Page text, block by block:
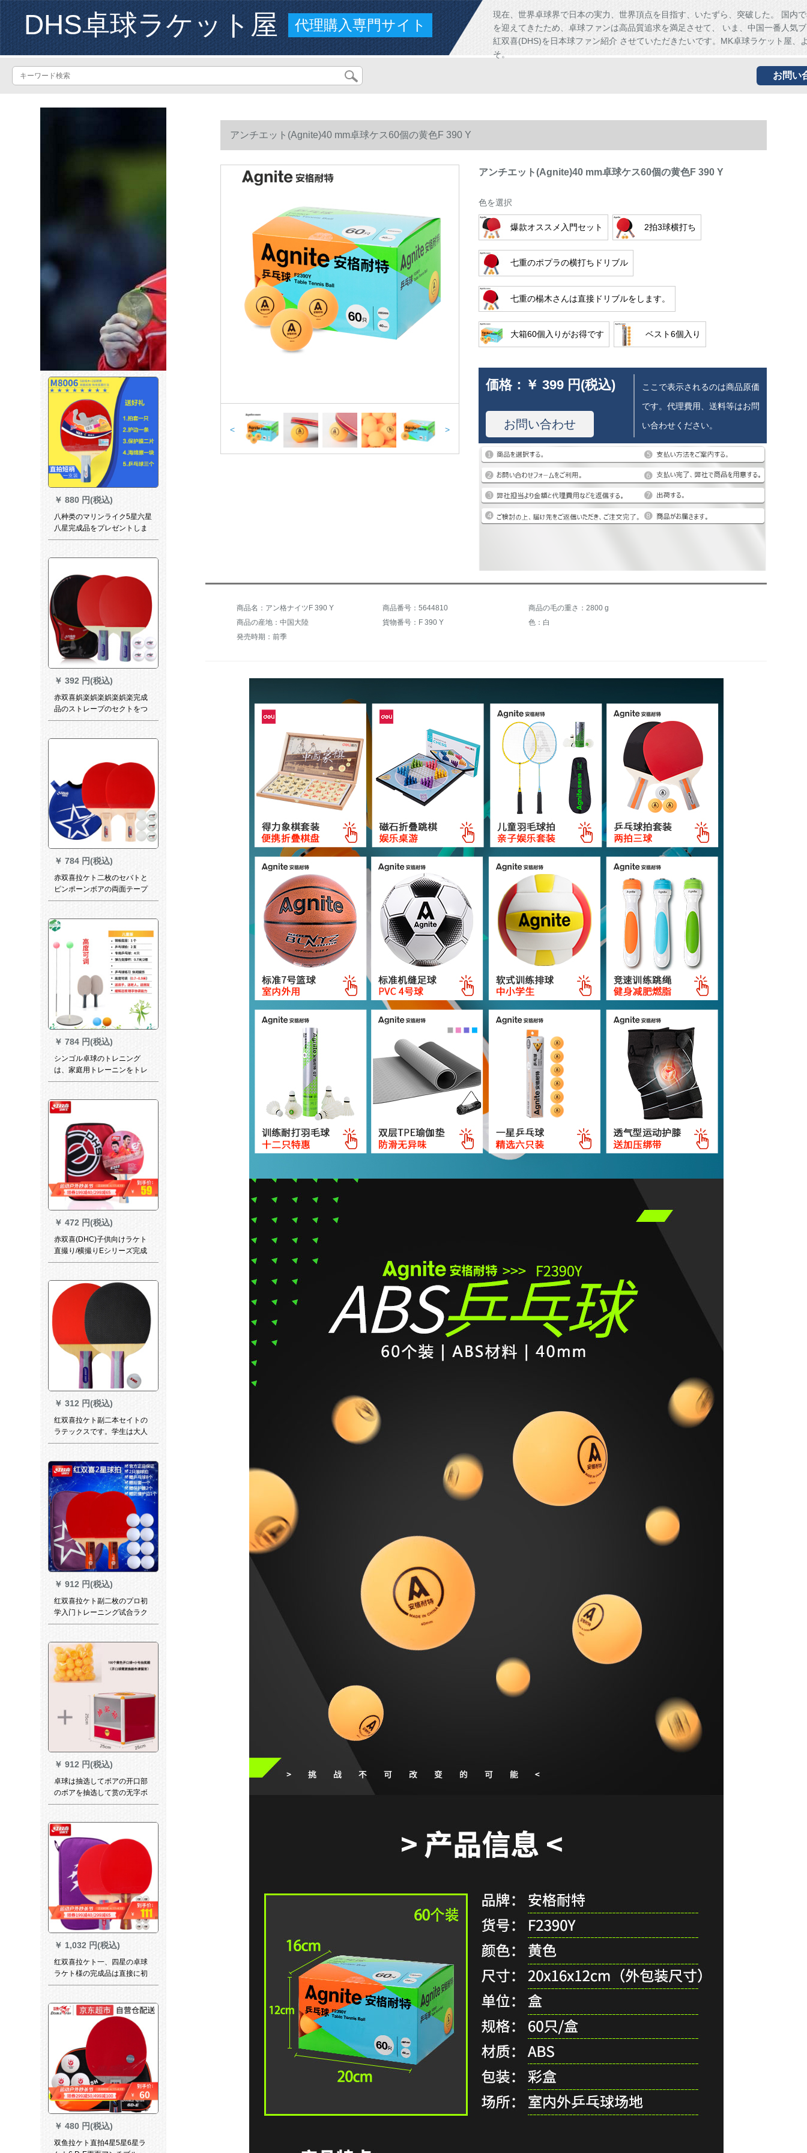
DHS卓球ラケット屋 代理購入専門サイト
現在、世界卓球界で日本の実力、世界頂点を目指す、いたずら、突破した。 国内
を迎えてきたため、卓球ファンは高品質追求を満足させて、 いま、中国一番人気
紅双喜(DHS)を日本球ファン紹介 させていただきたいです。MK卓球ラケット屋、
そ。
お問い
￥ 880 円(税込)
八种类のマリンライク5星六星
八星完成品をプレゼントしま
す。両面テスト5006を直接つ
￥ 392 円(税込)
赤双喜娯楽娯楽娯楽娯楽完成
品のストレープのセクトをつ
まんで、柄のゴムを直接にし
￥ 784 円(税込)
赤双喜拉ケト二枚のセバトと
ピンポーンボアの両面テープ
を二本にします。
￥ 784 円(税込)
シンゴル卓球のトレニング
は、家庭用トレーニンをトレ
ーニングしてから、シンゴル
￥ 472 円(税込)
赤双喜(DHC)子供向けラケト
直撮り/横撮りEシリーズ完成
品ラケトE 2シリズ直撮り
￥ 312 円(税込)
红双喜拉ケト副二本セイトの
ラテックスです。学生は大人
でもあります。リトルライン1
￥ 912 円(税込)
红双喜拉ケト副二枚のプロ初
学入门トレーニング试合ラク
ト両面の反ゴム高级ラッケト
に试合する。普通の2つの星を
直接つまみます。
￥ 912 円(税込)
卓球は抽选してボアの开口部
のボアを抽选して赏の无字ボ
アのカラーの空腹の兵の卓球
のボア+トレントの抽选箱をタ
ッチします。
￥ 1,032 円(税込)
红双喜拉ケト一、四星の卓球
ラケト様の完成品は直接に初
心者を対象にしたものです。
りはT 2星ずと横です。
￥ 480 円(税込)
双鱼拉ケト直拍4星5星6星ラ
アンチエット(Agnite)40 mm卓球ケス60個の黄色F 390 Y
< >
アンチエット(Agnite)40 mm卓球ケス60個の黄色F 390 Y
色を選択
爆款オススメ入門セット 2拍3球横打ち
七重のポプラの横打ちドリブル
七重の楊木さんは直接ドリブルをします。
大箱60個入りがお得です ベスト6個入り
価格： ￥ 399 円(税込)
お問い合わせ
ここで表示されるのは商品原価
です。代理費用、送料等はお問
い合わせください。
商品名：アン格ナイツF 390 Y 商品番号：5644810
商品の毛の重さ：2800 g
商品の産地：中国大陸
貨物番号：F 390 Y
色：白
発売時期：前季